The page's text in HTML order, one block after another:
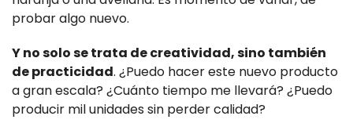
probar algo nuevo.
Y no solo se trata de creatividad, sino también
de practicidad. ¿Puedo hacer este nuevo producto
a gran escala? ¿Cuánto tiempo me llevará? ¿Puedo
producir mil unidades sin perder calidad?